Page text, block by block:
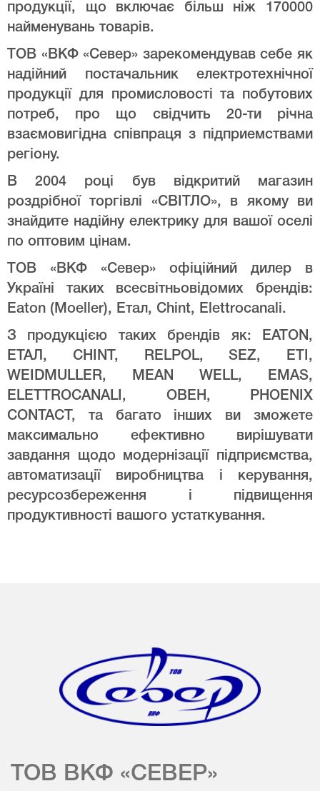
продукції, що включає більш ніж 170000
найменувань товарів.
ТОВ «ВКФ «Север» зарекомендував себе як
надійний постачальник електротехнічної
продукції для промисловості та побутових
потреб, про що свідчить 20-ти річна
взаємовигідна співпраця з підприемствами
регіону.
В 2004 році був відкритий магазин
роздрібної торгівлі «СВІТЛО», в якому ви
знайдите надійну електрику для вашої оселі
по оптовим цінам.
ТОВ «ВКФ «Север» офіційний дилер в
Україні таких всесвітньовідомих брендів:
Eaton (Moeller), Етал, Chint, Elettrocanali.
З продукцією таких брендів як: EATON,
ЕТАЛ, CHINT, RELPOL, SEZ, ETI,
WEIDMULLER, MEAN WELL, EMAS,
ELETTROCANALI, ОВЕН, PHOENIX
CONTACT, та багато інших ви зможете
максимально ефективно вирішувати
завдання щодо модернізації підприємства,
автоматизації виробництва і керування,
ресурсозбереження і підвищення
продуктивності вашого устаткування.
ТОВ ВКФ «СЕВЕР»